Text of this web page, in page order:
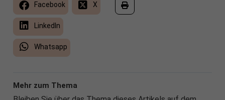
Facebook X
LinkedIn
Whatsapp
Mehr zum Thema